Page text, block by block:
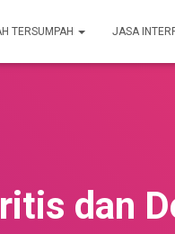
TERSUMPAH JASA
dan